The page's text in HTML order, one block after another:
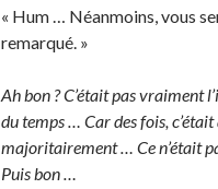
« Hum … Néanmoins, vous
remarqué. »
Ah bon ? C’était pas vraiment
du temps … Car des fois,
majoritairement … Ce n’était
Puis bon …